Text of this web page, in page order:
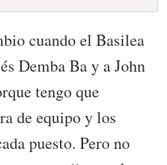
cuando el Basilea
Demba Ba y a John
tengo que
de equipo y los
puesto. Pero no